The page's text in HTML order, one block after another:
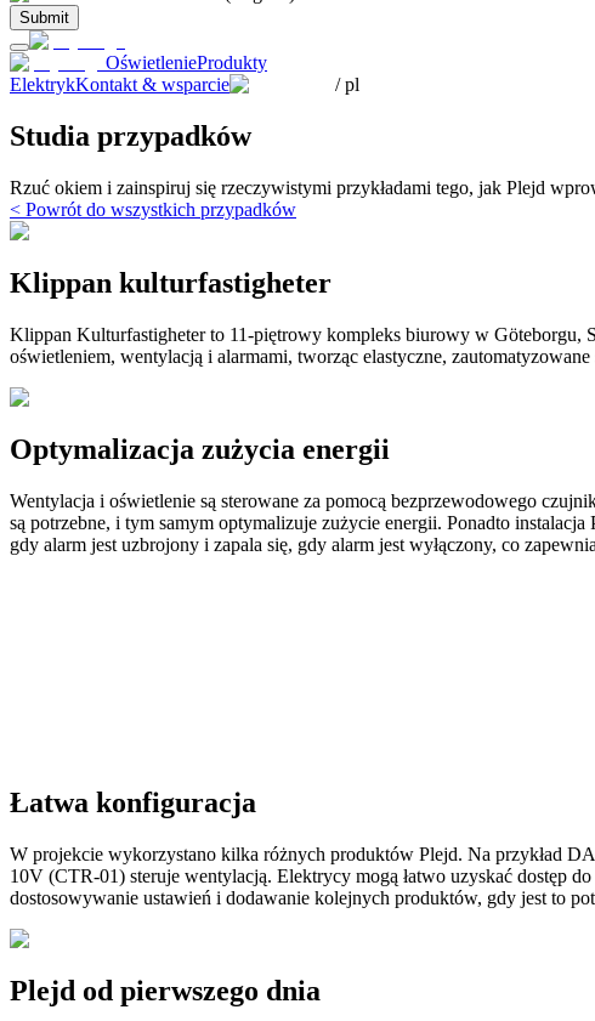
Submit
OświetlenieProdukty
ElektrykKontakt & wsparcie /pl
Studia przypadków
Rzuć okiem i zainspiruj się rzeczywistymi przykładami tego, jak Plejd
< Powrót do wszystkich przypadków
Klippan kulturfastigheter
Klippan Kulturfastigheter to 11-piętrowy kompleks biurowy w Göteborgu,
oświetleniem, wentylacją i alarmami, tworząc elastyczne,
Optymalizacja zużycia energii
Wentylacja i oświetlenie są sterowane za pomocą bezprzewodowego
są potrzebne, i tym samym optymalizuje zużycie energii. Ponadto
gdy alarm jest uzbrojony i zapala się, gdy alarm jest wyłączony, co
Łatwa konfiguracja
W projekcie wykorzystano kilka różnych produktów Plejd. Na przykład
10V (CTR-01) steruje wentylacją. Elektrycy mogą łatwo uzyskać dostęp
dostosowywanie ustawień i dodawanie kolejnych produktów, gdy jest to
Plejd od pierwszego dnia